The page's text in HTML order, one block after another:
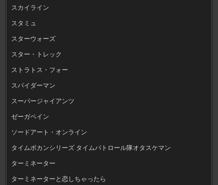
スカイライン
スタミュ
スターウォーズ
スター・トレック
ストラトス・フォー
スパイダーマン
スーパージャイアンツ
ゼーガペイン
ソードアート・オンライン
タイムボカンシリーズ タイムパトロール隊オタスケマン
ターミネーター
ターミネーターと恋しちゃったら